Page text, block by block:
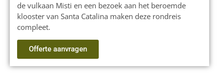
de vulkaan Misti en een bezoek aan het beroemde
klooster van Santa Catalina maken deze rondreis
compleet.
Offerte aanvragen